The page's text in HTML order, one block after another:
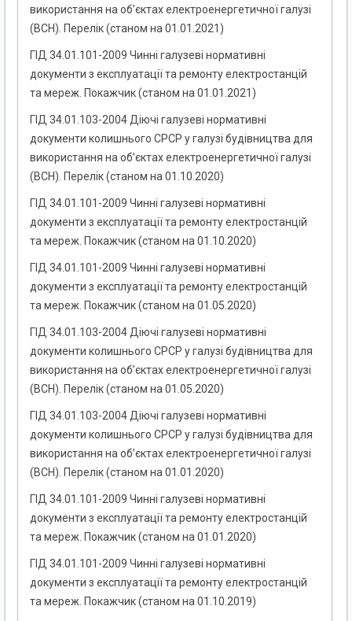
використання на об’єктах електроенергетичної галузі
(ВСН). Перелік (станом на 01.01.2021)
ГІД 34.01.101-2009 Чинні галузеві нормативні
документи з експлуатації та ремонту електростанцій
та мереж. Покажчик (станом на 01.01.2021)
ГІД 34.01.103-2004 Діючі галузеві нормативні
документи колишнього СРСР у галузі будівництва для
використання на об’єктах електроенергетичної галузі
(ВСН). Перелік (станом на 01.10.2020)
ГІД 34.01.101-2009 Чинні галузеві нормативні
документи з експлуатації та ремонту електростанцій
та мереж. Покажчик (станом на 01.10.2020)
ГІД 34.01.101-2009 Чинні галузеві нормативні
документи з експлуатації та ремонту електростанцій
та мереж. Покажчик (станом на 01.05.2020)
ГІД 34.01.103-2004 Діючі галузеві нормативні
документи колишнього СРСР у галузі будівництва для
використання на об’єктах електроенергетичної галузі
(ВСН). Перелік (станом на 01.05.2020)
ГІД 34.01.103-2004 Діючі галузеві нормативні
документи колишнього СРСР у галузі будівництва для
використання на об’єктах електроенергетичної галузі
(ВСН). Перелік (станом на 01.01.2020)
ГІД 34.01.101-2009 Чинні галузеві нормативні
документи з експлуатації та ремонту електростанцій
та мереж. Покажчик (станом на 01.01.2020)
ГІД 34.01.101-2009 Чинні галузеві нормативні
документи з експлуатації та ремонту електростанцій
та мереж. Покажчик (станом на 01.10.2019)